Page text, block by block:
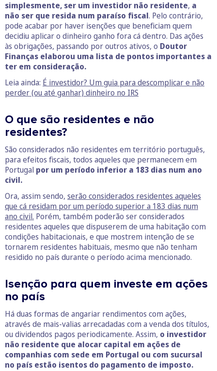
simplesmente, ser um investidor não residente, a
não ser que resida num paraíso fiscal. Pelo contrário,
pode acabar por haver isenções que beneficiam quem
decidiu aplicar o dinheiro ganho fora cá dentro. Das ações
às obrigações, passando por outros ativos, o Doutor
Finanças elaborou uma lista de pontos importantes a
ter em consideração.
Leia ainda: É investidor? Um guia para descomplicar e não
perder (ou até ganhar) dinheiro no IRS
O que são residentes e não
residentes?
São considerados não residentes em território português,
para efeitos fiscais, todos aqueles que permanecem em
Portugal por um período inferior a 183 dias num ano
civil.
Ora, assim sendo, serão considerados residentes aqueles
que cá residam por um período superior a 183 dias num
ano civil. Porém, também poderão ser considerados
residentes aqueles que dispuserem de uma habitação com
condições habitacionais, e que mostrem intenção de se
tornarem residentes habituais, mesmo que não tenham
residido no país durante o período acima mencionado.
Isenção para quem investe em ações
no país
Há duas formas de angariar rendimentos com ações,
através de mais-valias arrecadadas com a venda dos títulos,
ou dividendos pagos periodicamente. Assim, o investidor
não residente que alocar capital em ações de
companhias com sede em Portugal ou com sucursal
no país estão isentos do pagamento de imposto.